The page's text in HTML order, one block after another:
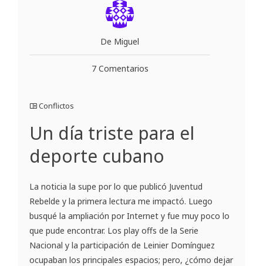
De Miguel
7 Comentarios
Conflictos
Un día triste para el
deporte cubano
La noticia la supe por lo que publicó Juventud
Rebelde y la primera lectura me impactó. Luego
busqué la ampliación por Internet y fue muy poco lo
que pude encontrar. Los play offs de la Serie
Nacional y la participación de Leinier Domínguez
ocupaban los principales espacios; pero, ¿cómo dejar